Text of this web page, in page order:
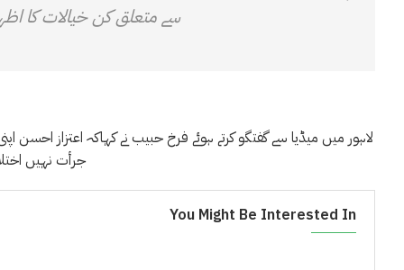
سے متعلق کن خیالات کا
لاہور میں میڈیا سے گفتگو کرتے ہوئے فرخ حبیب نے کہاکہ اعتزاز احسن
جرأت نہیں
You Might Be Interested In